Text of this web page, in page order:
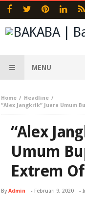
MENU
Home
Headline
“Alex Jangkrik” Juara Umum
“Alex
Umum
Extrem
ByAdmin - Februari 9, 2020 -